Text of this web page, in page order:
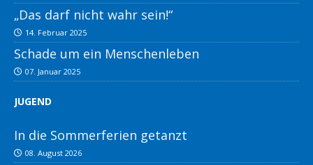
„Das darf nicht wahr sein!“
14. Februar 2025
Schade um ein Menschenleben
07. Januar 2025
JUGEND
In die Sommerferien getanzt
08. August 2026